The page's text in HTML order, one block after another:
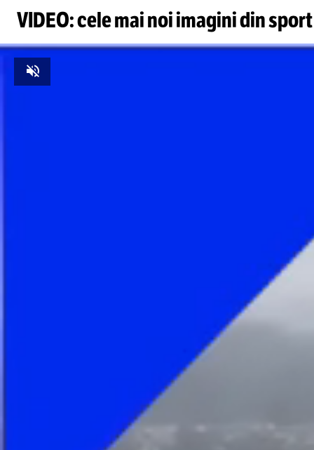
VIDEO: cele mai noi imagini din sport
Unmute